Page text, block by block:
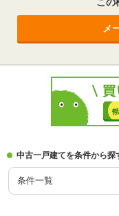
メ
中古一戸建てを条件から探
条件一覧